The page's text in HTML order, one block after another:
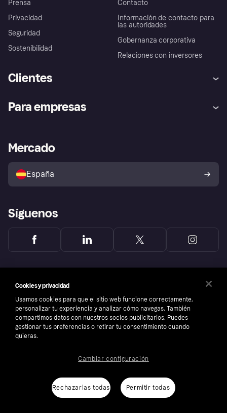
Prensa
Privacidad
Seguridad
Sostenibilidad
Contacto
Información de contacto para
las autoridades
Gobernanza corporativa
Relaciones con inversores
Clientes
Inicio de sesión
Directorio de tiendas
Política de protección al
comprador de Klarna
Reclamaciones
Para empresas
Acceso empresas
Mercado
España
Síguenos
Número de empresa: 556737-0431
Aviso Sobre CookiesKlarna.com
Cookies y privacidad
Usamos cookies para que el sitio web funcione correctamente,
personalizar tu experiencia y analizar cómo navegas. También
compartimos datos con nuestros socios publicitarios. Puedes
gestionar tus preferencias o retirar tu consentimiento cuando
quieras.
Rechazarlas todas Permitir todas
Cambiar configuración